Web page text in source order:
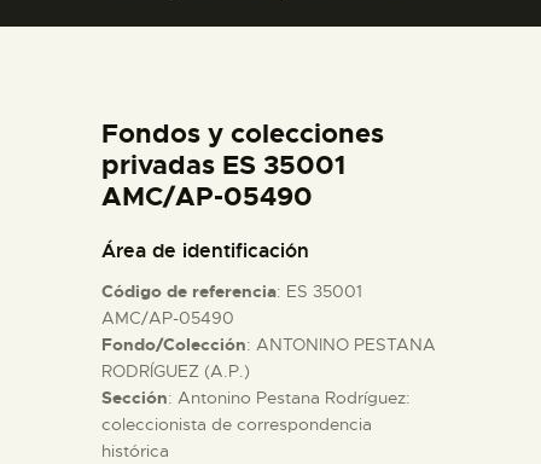
ESPAÑOL
ACTIVIDADES
█
EL MUSEO
Fondos y colecciones
privadas ES 35001
AMC/AP-05490
Área de identificación
Código de referencia: ES 35001
AMC/AP-05490
Fondo/Colección: ANTONINO PESTANA
RODRÍGUEZ (A.P.)
Sección: Antonino Pestana Rodríguez:
coleccionista de correspondencia
histórica